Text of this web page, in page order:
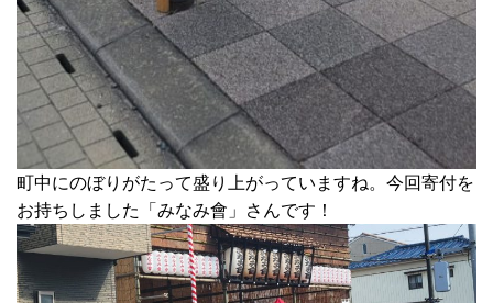
町中にのぼりがたって盛り上がっていますね。今回寄付を
お持ちしました「みなみ會」さんです！